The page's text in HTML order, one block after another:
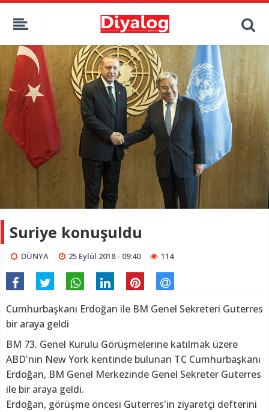
Suriye konuşuldu
DÜNYA 25 Eylül 2018 - 09:40 114
Cumhurbaşkanı Erdoğan ile BM Genel Sekreteri Guterres
bir araya geldi
BM 73. Genel Kurulu Görüşmelerine katılmak üzere
ABD'nin New York kentinde bulunan TC Cumhurbaşkanı
Erdoğan, BM Genel Merkezinde Genel Sekreter Guterres
ile bir araya geldi.
Erdoğan, görüşme öncesi Guterres'in ziyaretçi defterini